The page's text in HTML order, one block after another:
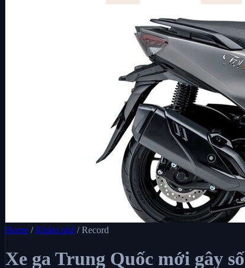
Home / Khám phá / Record
Xe ga Trung Quốc mới gây